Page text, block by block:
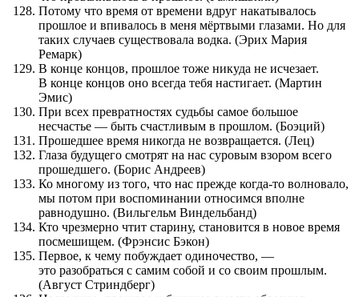
Потому что время от времени вдруг накатывалось
прошлое и впивалось в меня мёртвыми глазами. Но для
таких случаев существовала водка. (Эрих Мария
Ремарк)
В конце концов, прошлое тоже никуда не исчезает.
В конце концов оно всегда тебя настигает. (Мартин
Эмис)
При всех превратностях судьбы самое большое
несчастье — быть счастливым в прошлом. (Боэций)
Прошедшее время никогда не возвращается. (Лец)
Глаза будущего смотрят на нас суровым взором всего
прошедшего. (Борис Андреев)
Ко многому из того, что нас прежде когда-то волновало,
мы потом при воспоминании относимся вполне
равнодушно. (Вильгельм Виндельбанд)
Кто чрезмерно чтит старину, становится в новое время
посмешищем. (Фрэнсис Бэкон)
Первое, к чему побуждает одиночество, —
это разобраться с самим собой и со своим прошлым.
(Август Стриндберг)